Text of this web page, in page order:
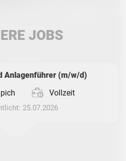
JOBS
Anlagenführer (m/w/d)
Vollzeit
25.07.2026